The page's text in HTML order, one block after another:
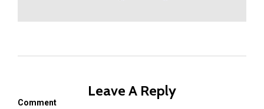
Leave A Reply
Comment